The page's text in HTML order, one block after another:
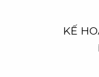
KẾ HOẠCH